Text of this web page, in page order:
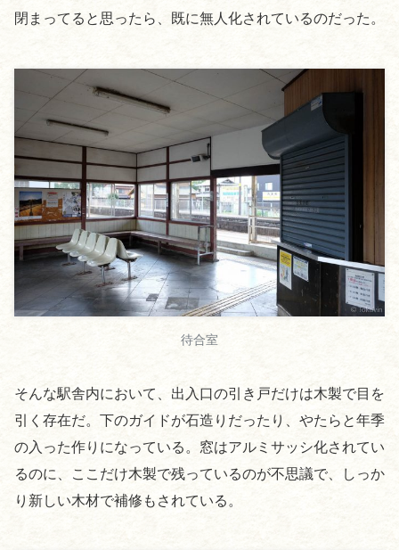
閉まってると思ったら、既に無人化されているのだった。
待合室
そんな駅舎内において、出入口の引き戸だけは木製で目を
引く存在だ。下のガイドが石造りだったり、やたらと年季
の入った作りになっている。窓はアルミサッシ化されてい
るのに、ここだけ木製で残っているのが不思議で、しっか
り新しい木材で補修もされている。